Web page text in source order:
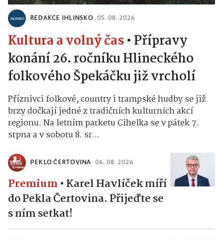
REDAKCE IHLINSKO 05. 08. 2026
Kultura a volný čas• Přípravy
konání 26. ročníku Hlineckého
folkového Špekáčku již vrcholí
Příznivci folkové, country i trampské hudby se již
brzy dočkají jedné z tradičních kulturních akcí
regionu. Na letním parketu Cihelka se v pátek 7.
srpna a v sobotu 8. sr...
PEKLO ČERTOVINA 06. 08. 2026
Premium • Karel Havlíček míří
do Pekla Čertovina. Přijeďte se
s ním setkat!